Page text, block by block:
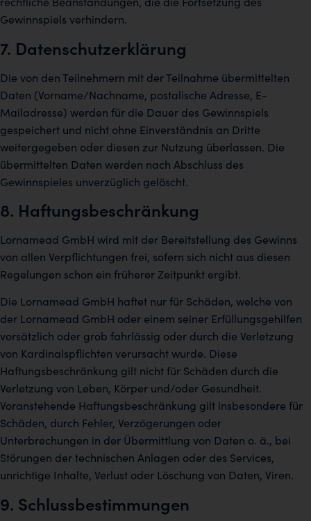
Gewinnspiels verhindern.
7. Datenschutzerklärung
Die von den Teilnehmern mit der Teilnahme übermittelten
Daten (Vorname/Nachname, postalische Adresse, E-
Mailadresse) werden für die Dauer des Gewinnspiels
gespeichert und nicht ohne Einverständnis an Dritte
weitergegeben oder diesen zur Nutzung überlassen. Die
übermittelten Daten werden nach Abschluss des
Gewinnspieles unverzüglich gelöscht.
8. Haftungsbeschränkung
Lornamead GmbH wird mit der Bereitstellung des Gewinns
von allen Verpflichtungen frei, sofern sich nicht aus diesen
Regelungen schon ein früherer Zeitpunkt ergibt.
Die Lornamead GmbH haftet nur für Schäden, welche von
der Lornamead GmbH oder einem seiner Erfüllungsgehilfen
vorsätzlich oder grob fahrlässig oder durch die Verletzung
von Kardinalspflichten verursacht wurde. Diese
Haftungsbeschränkung gilt nicht für Schäden durch die
Verletzung von Leben, Körper und/oder Gesundheit.
Voranstehende Haftungsbeschränkung gilt insbesondere für
Schäden, durch Fehler, Verzögerungen oder
Unterbrechungen in der Übermittlung von Daten o. ä., bei
Störungen der technischen Anlagen oder des Services,
unrichtige Inhalte, Verlust oder Löschung von Daten, Viren.
9. Schlussbestimmungen